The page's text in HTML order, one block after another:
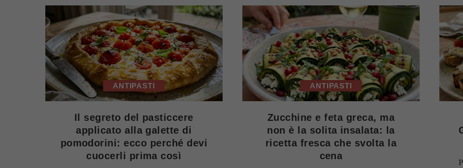
ANTIPASTI
Il segreto del pasticcere
applicato alla galette di
pomodorini: ecco perché devi
cuocerli prima così
ANTIPASTI
Zucchine e feta greca, ma
non è la solita insalata: la
ricetta fresca che svolta la
cena